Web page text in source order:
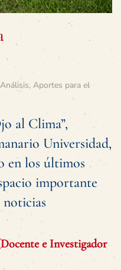
Análisis, Aportes para el
al Clima”,
Universidad,
en los últimos
importante
e Investigador